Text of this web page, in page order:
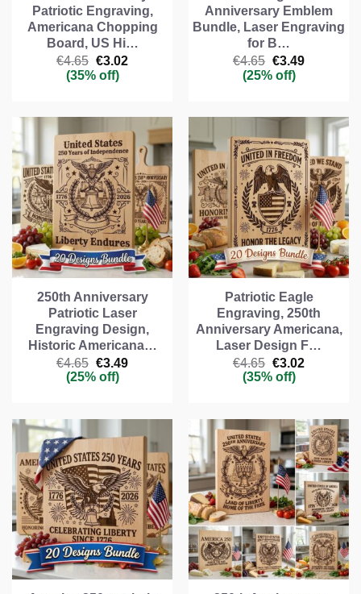
Patriotic Engraving,
Americana Chopping
Board, US Hi…
€4.65 Il
prezzo
originale
€3.02Il
(35% off)
Anniversary Emblem
Bundle, Laser Engraving
for B…
€4.65 Il
prezzo
originale
€3.49Il
(25% off)
250th Anniversary
Patriotic Laser
Engraving Design,
Historic Americana…
€4.65 Il
prezzo
originale
€3.49Il
(25% off)
Patriotic Eagle
Engraving, 250th
Anniversary Americana,
Laser Design F…
€4.65 Il
prezzo
originale
€3.02Il
(35% off)